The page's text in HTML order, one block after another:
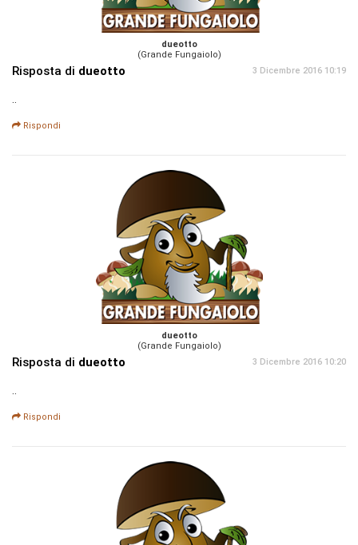
dueotto
(Grande Fungaiolo)
Risposta di dueotto 3 Dicembre 2016 10:19
..
Rispondi
dueotto
(Grande Fungaiolo)
Risposta di dueotto 3 Dicembre 2016 10:20
..
Rispondi